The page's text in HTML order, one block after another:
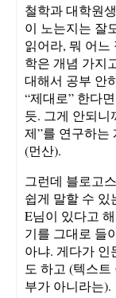
철학과 대학원
이 노는지는 잘
읽어라, 뭐 어느
학은 개념 가지
대해서 공부 안
“제대로” 한다
듯. 그게 안되니
제”를 연구하는
(먼산).
그런데 블로고
쉽게 말할 수 있
E님이 있다고
기를 그대로 들
아냐. 게다가 인
도 하고 (텍스
부가 아니라는).